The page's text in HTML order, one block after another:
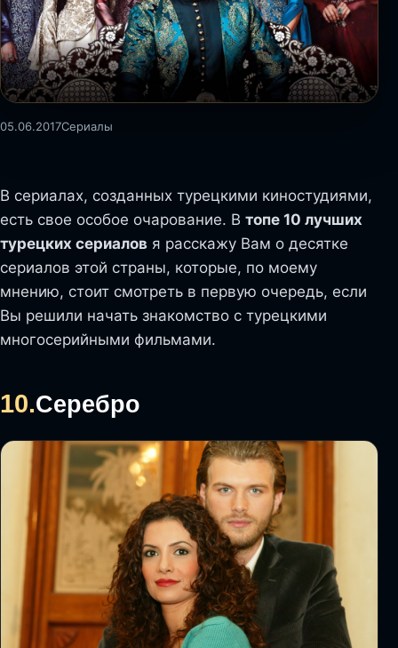
05.06.2017Сериалы
В сериалах, созданных турецкими киностудиями,
есть свое особое очарование. В топе 10 лучших
турецких сериалов я расскажу Вам о десятке
сериалов этой страны, которые, по моему
мнению, стоит смотреть в первую очередь, если
Вы решили начать знакомство с турецкими
многосерийными фильмами.
10.Серебро